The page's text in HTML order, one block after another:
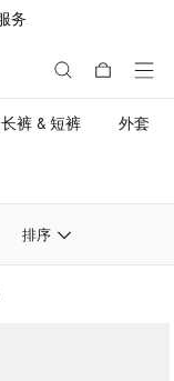
务
长裤 & 短裤 外套
排序